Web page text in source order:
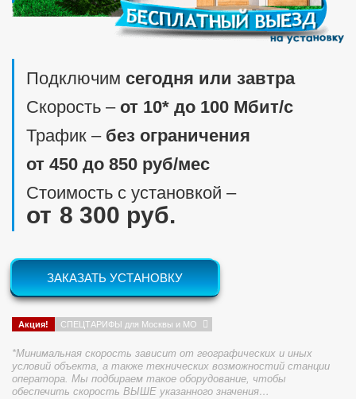
Подключим сегодня или завтра
Скорость ‒ от 10* до 100 Мбит/c
Трафик ‒ без ограничения
от 450 до 850 руб/мес
Стоимость с установкой ‒
8 300 руб.
ЗАКАЗАТЬ УСТАНОВКУ
Акция! СПЕЦТАРИФЫ для Москвы и МО
*Минимальная скорость зависит от географических и иных
условий объекта, а также технических возможностий станции
оператора. Мы подбираем такое оборудование, чтобы
обеспечить скорость ВЫШЕ указанного значения…